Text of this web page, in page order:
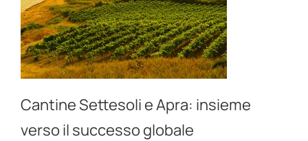
Cantine Settesoli e Apra: insieme
verso il successo globale